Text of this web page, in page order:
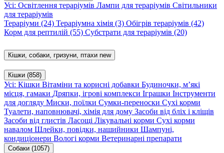
Усі: Освітлення тераріумів Лампи для тераріумів Світильники
для тераріумів
Тераріуми (24) Тераріумна хімія (3) Обігрів тераріумів (42)
Корм для рептилій (55) Субстрати для тераріумів (20)
Кішки, собаки, гризуни, птахи new
Кішки (858)
Усі: Кішки Вітаміни та корисні добавки Будиночки, м’які
місця, гамаки Дряпки, ігрові комплекси Іграшки Інструменти
для догляду Миски, поїлки Сумки-переноски Сухі корми
Туалети, наповнювачі, хімія для дому Засоби від бліх і кліщів
Засоби від глистів Ласощі Лікувальні корми Сухі корми
навалом Шлейки, повідки, нашийники Шампуні,
кондиціонери Вологі корми Ветеринарні препарати
Собаки (1057)